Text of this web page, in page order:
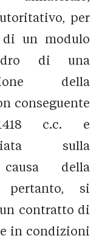
per
di un modulo
di una
della
conseguente
c.c. e
sulla
della
pertanto, si
contratto di
in condizioni